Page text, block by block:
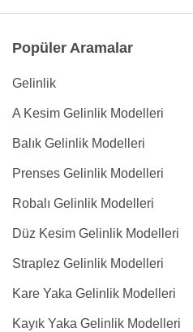
Popüler Aramalar
Gelinlik
A Kesim Gelinlik Modelleri
Balık Gelinlik Modelleri
Prenses Gelinlik Modelleri
Robalı Gelinlik Modelleri
Düz Kesim Gelinlik Modelleri
Straplez Gelinlik Modelleri
Kare Yaka Gelinlik Modelleri
Kayık Yaka Gelinlik Modelleri